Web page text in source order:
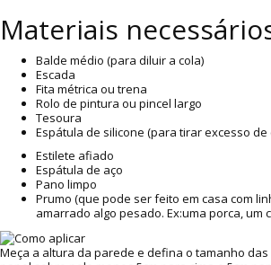
Materiais
Balde médio (para diluir a cola)
Escada
Fita métrica ou trena
Rolo de pintura ou pincel largo
Tesoura
Espátula de silicone (para tirar excesso de
Estilete afiado
Espátula de aço
Pano limpo
Prumo (que pode ser feito em casa com
amarrado algo pesado. Ex:uma porca, um
Meça a altura da parede e defina o tamanho